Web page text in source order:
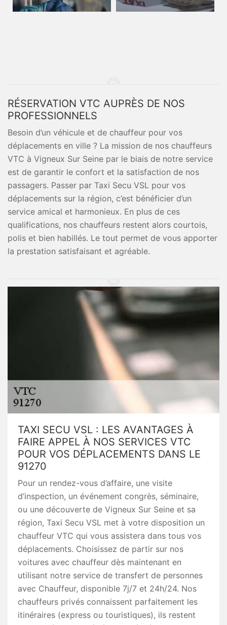
RÉSERVATION VTC AUPRÈS DE NOS
PROFESSIONNELS
Besoin d’un véhicule et de chauffeur pour vos
déplacements en ville ? La mission de nos chauffeurs
VTC à Vigneux Sur Seine par le biais de notre service
est de garantir le confort et la satisfaction de nos
passagers. Passer par Taxi Secu VSL pour vos
déplacements sur la région, c’est bénéficier d’un
service amical et harmonieux. En plus de ces
qualifications, nos chauffeurs restent alors courtois,
polis et bien habillés. Le tout permet de vous apporter
la prestation satisfaisant et agréable.
TAXI SECU VSL : LES AVANTAGES À
FAIRE APPEL À NOS SERVICES VTC
POUR VOS DÉPLACEMENTS DANS LE
91270
Pour un rendez-vous d’affaire, une visite
d’inspection, un événement congrès, séminaire,
ou une découverte de Vigneux Sur Seine et sa
région, Taxi Secu VSL met à votre disposition un
chauffeur VTC qui vous assistera dans tous vos
déplacements. Choisissez de partir sur nos
voitures avec chauffeur dès maintenant en
utilisant notre service de transfert de personnes
avec Chauffeur, disponible 7j/7 et 24h/24. Nos
chauffeurs privés connaissent parfaitement les
itinéraires (express ou touristiques), ils restent